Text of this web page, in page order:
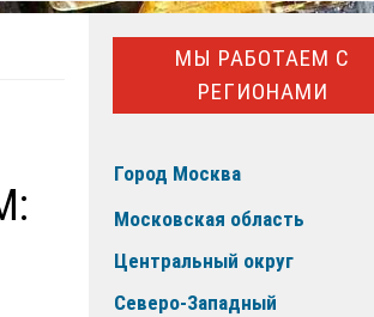
МЫ РАБОТАЕМ С
РЕГИОНАМИ
Город Москва
Московская область
Центральный округ
Северо-Западный